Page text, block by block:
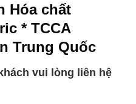
Hóa chất
* TCCA
Trung Quốc
vui lòng liên hệ